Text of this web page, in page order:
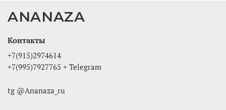
ANANAZA
Контакты
+7(915)2974614
+7(995)7927765 + Telegram
tg @Ananaza_ru